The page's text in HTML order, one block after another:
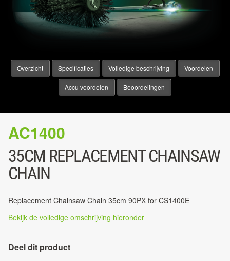
Overzicht Specificaties Volledige beschrijving Voordelen
Accu voordelen Beoordelingen
AC1400
35CM REPLACEMENT CHAINSAW
CHAIN
Replacement Chainsaw Chain 35cm 90PX for CS1400E
Bekijk de volledige omschrijving hieronder
Deel dit product